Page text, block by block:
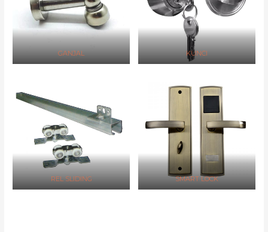
GANJAL KUNCI
REL SLIDING SMART LOCK